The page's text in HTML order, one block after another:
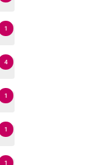
1
4
1
1
1